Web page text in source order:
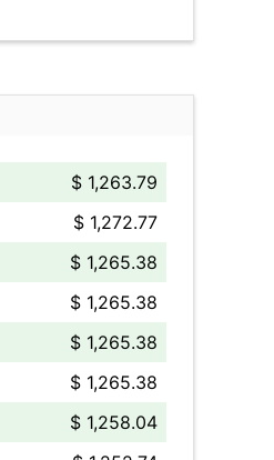
$ 1,263.79
$ 1,272.77
$ 1,265.38
$ 1,265.38
$ 1,265.38
$ 1,265.38
$ 1,258.04